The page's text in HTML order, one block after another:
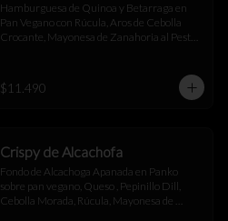
Hamburguesa de Quinoa y Betarraga en
Pan Vegano con Rúcula, Aros de Cebolla
Crocante, Mayonesa de Zanahoria al Pesto,
$11.490
Crispy de Alcachofa
Fondo de Alcachoga Apanada en Panko
sobre pan vegano, Queso , Pepinillo Dill,
Cebolla Morada, Rúcula, Mayonesa de